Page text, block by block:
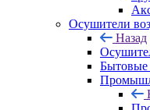
Осушители
Назад
Бытовые